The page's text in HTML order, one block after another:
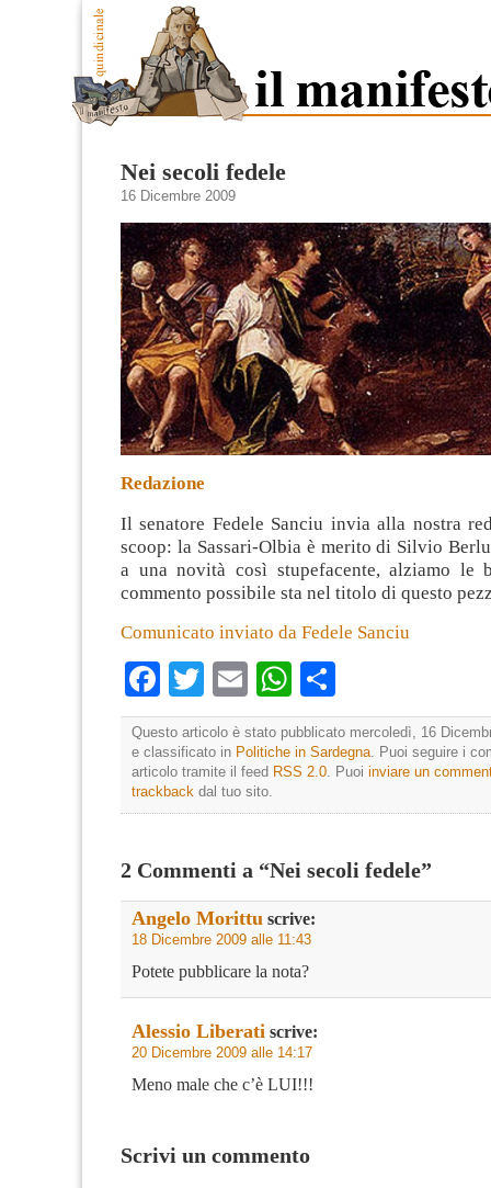
Nei secoli fedele
16 Dicembre 2009
Redazione
Il senatore Fedele Sanciu invia alla nostra
scoop: la Sassari-Olbia è merito di Silvio
a una novità così stupefacente, alziamo le
commento possibile sta nel titolo di questo
Comunicato inviato da Fedele Sanciu
Facebook
TwitterEmailWhatsApp
Questo articolo è stato pubblicato mercoledì, 16
e classificato in Politiche in Sardegna. Puoi seguire i
articolo tramite il feed RSS 2.0. Puoi inviare un
trackback dal tuo sito.
2 Commenti a “Nei secoli fedele”
Angelo Morittu scrive:
18 Dicembre 2009 alle 11:43
Potete pubblicare la nota?
Alessio Liberati scrive:
20 Dicembre 2009 alle 14:17
Meno male che c’è LUI!!!
Scrivi un commento